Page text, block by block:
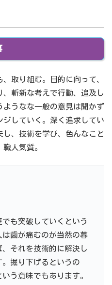
取り組む。目的に向って、
斬新な考えで行動、追及し
うなな一般の意見は聞かず
ジしていく。深く追求してい
し、技術を学び、色んなこと
人気質。
も突破していくという
歯が痛むのが当然の暮
それを技術的に解決し
掘り下げるというの
う意味でもあります。